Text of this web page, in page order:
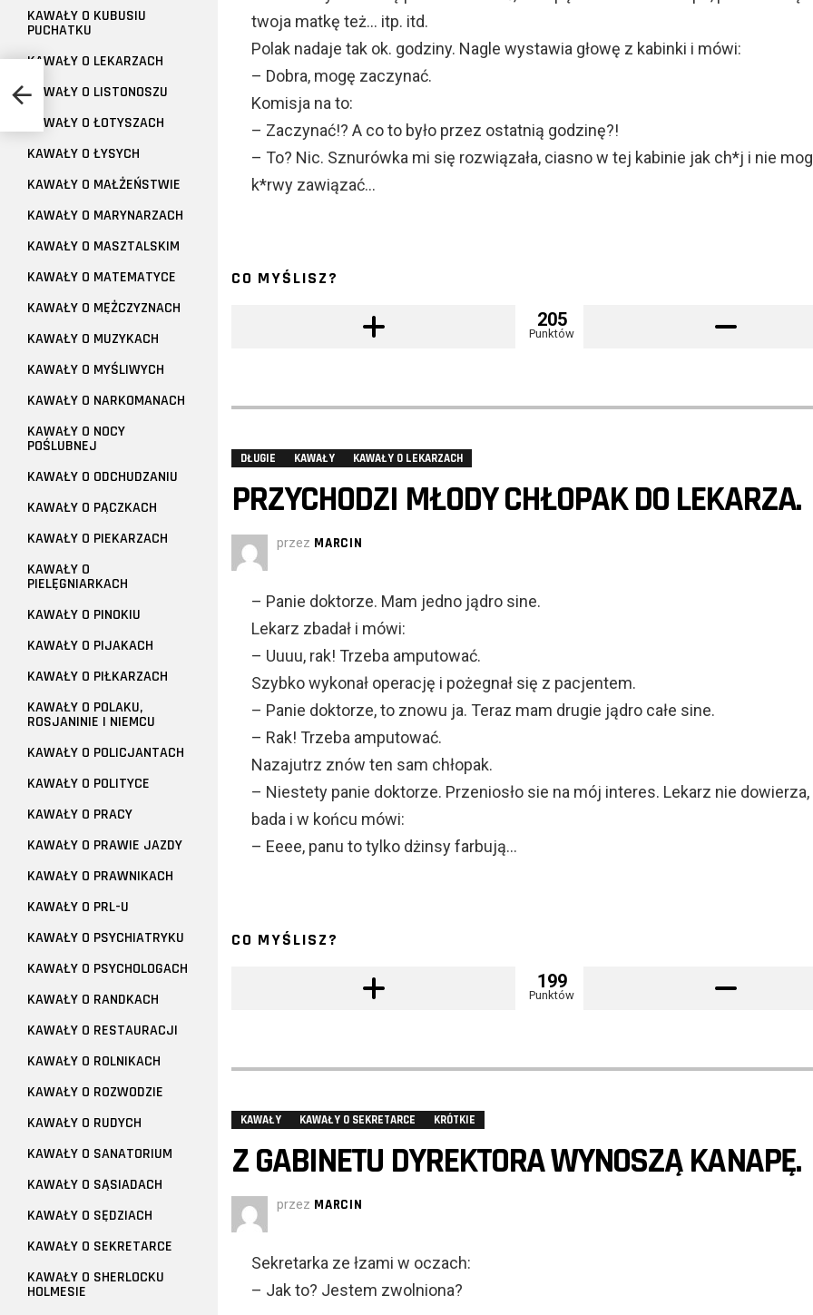
twoja matkę też… itp. itd.
Polak nadaje tak ok. godziny. Nagle wystawia głowę z kabinki i mówi:
– Dobra, mogę zaczynać.
Komisja na to:
– Zaczynać!? A co to było przez ostatnią godzinę?!
– To? Nic. Sznurówka mi się rozwiązała, ciasno w tej kabinie jak ch*j i nie
k*rwy zawiązać…
CO MYŚLISZ?
205
Punktów
DŁUGIE KAWAŁY KAWAŁY O LEKARZACH
PRZYCHODZI MŁODY CHŁOPAK DO LEKARZA.
przez MARCIN
– Panie doktorze. Mam jedno jądro sine.
Lekarz zbadał i mówi:
– Uuuu, rak! Trzeba amputować.
Szybko wykonał operację i pożegnał się z pacjentem.
– Panie doktorze, to znowu ja. Teraz mam drugie jądro całe sine.
– Rak! Trzeba amputować.
Nazajutrz znów ten sam chłopak.
– Niestety panie doktorze. Przeniosło sie na mój interes. Lekarz nie dowierza,
bada i w końcu mówi:
– Eeee, panu to tylko dżinsy farbują…
CO MYŚLISZ?
199
Punktów
KAWAŁY KAWAŁY O SEKRETARCE KRÓTKIE
Z GABINETU DYREKTORA WYNOSZĄ KANAPĘ.
przez MARCIN
Sekretarka ze łzami w oczach:
– Jak to? Jestem zwolniona?
KAWAŁY O KUBUSIU
PUCHATKU
KAWAŁY O LEKARZACH
KAWAŁY O LISTONOSZU
KAWAŁY O ŁOTYSZACH
KAWAŁY O ŁYSYCH
KAWAŁY O MAŁŻEŃSTWIE
KAWAŁY O MARYNARZACH
KAWAŁY O MASZTALSKIM
KAWAŁY O MATEMATYCE
KAWAŁY O MĘŻCZYZNACH
KAWAŁY O MUZYKACH
KAWAŁY O MYŚLIWYCH
KAWAŁY O NARKOMANACH
KAWAŁY O NOCY
POŚLUBNEJ
KAWAŁY O ODCHUDZANIU
KAWAŁY O PĄCZKACH
KAWAŁY O PIEKARZACH
KAWAŁY O
PIELĘGNIARKACH
KAWAŁY O PINOKIU
KAWAŁY O PIJAKACH
KAWAŁY O PIŁKARZACH
KAWAŁY O POLAKU,
ROSJANINIE I NIEMCU
KAWAŁY O POLICJANTACH
KAWAŁY O POLITYCE
KAWAŁY O PRACY
KAWAŁY O PRAWIE JAZDY
KAWAŁY O PRAWNIKACH
KAWAŁY O PRL-U
KAWAŁY O PSYCHIATRYKU
KAWAŁY O PSYCHOLOGACH
KAWAŁY O RANDKACH
KAWAŁY O RESTAURACJI
KAWAŁY O ROLNIKACH
KAWAŁY O ROZWODZIE
KAWAŁY O RUDYCH
KAWAŁY O SANATORIUM
KAWAŁY O SĄSIADACH
KAWAŁY O SĘDZIACH
KAWAŁY O SEKRETARCE
KAWAŁY O SHERLOCKU
HOLMESIE